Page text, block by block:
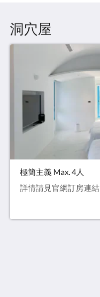
洞穴屋
極簡主義 Max. 4人
詳情請見官網訂房連結